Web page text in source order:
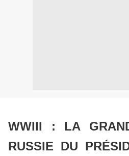
WWIII : LA
RUSSIE DU